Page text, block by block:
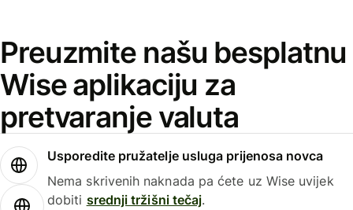
Preuzmite našu besplatnu
Wise aplikaciju za
pretvaranje valuta
Usporedite pružatelje usluga prijenosa novca
Nema skrivenih naknada pa ćete uz Wise uvijek
dobiti srednji tržišni tečaj.